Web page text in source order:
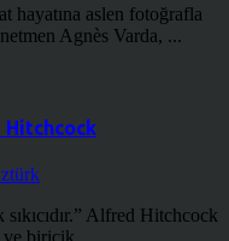
hayatına aslen fotoğrafla
Agnès Varda, ...
Hitchcock
Alfred Hitchcock
ve biricik ...